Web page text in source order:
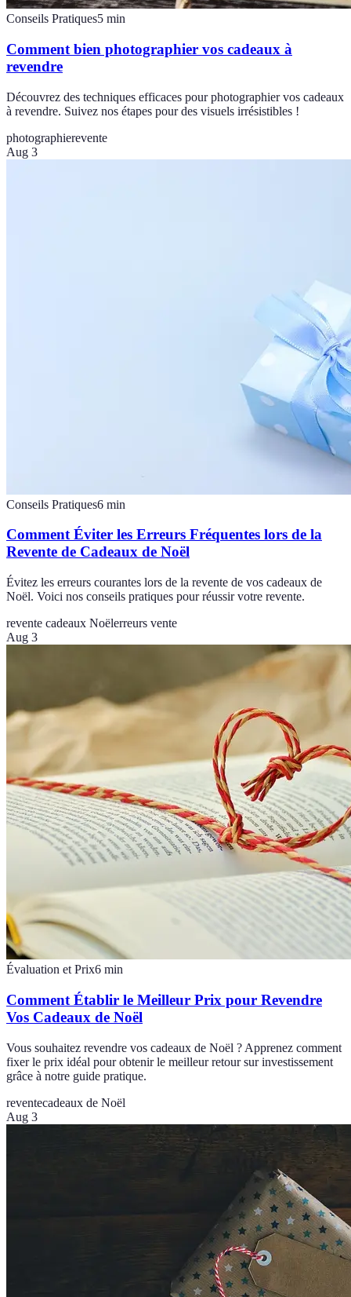
Conseils Pratiques5 min
Comment bien photographier vos cadeaux à
revendre
Découvrez des techniques efficaces pour photographier vos cadeaux
à revendre. Suivez nos étapes pour des visuels irrésistibles !
photographierevente
Aug 3
Conseils Pratiques6 min
Comment Éviter les Erreurs Fréquentes lors de la
Revente de Cadeaux de Noël
Évitez les erreurs courantes lors de la revente de vos cadeaux de
Noël. Voici nos conseils pratiques pour réussir votre revente.
revente cadeaux Noëlerreurs vente
Aug 3
Évaluation et Prix6 min
Comment Établir le Meilleur Prix pour Revendre
Vos Cadeaux de Noël
Vous souhaitez revendre vos cadeaux de Noël ? Apprenez comment
fixer le prix idéal pour obtenir le meilleur retour sur investissement
grâce à notre guide pratique.
reventecadeaux de Noël
Aug 3